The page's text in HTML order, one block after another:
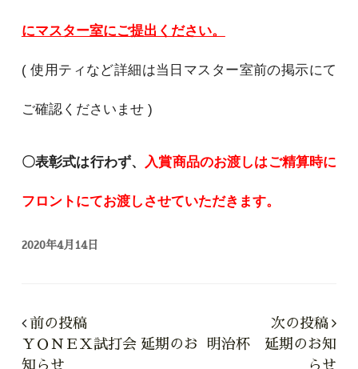
にマスター室にご提出ください。
( 使用ティなど詳細は当日マスター室前の掲示にて
ご確認くださいませ )
〇表彰式は行わず、 入賞商品のお渡しはご精算時に
フロントにてお渡しさせていただきます。
2020年4月14日
前の投稿
ＹＯＮＥＸ試打会 延期のお
知らせ
次の投稿
明治杯 延期のお知
らせ